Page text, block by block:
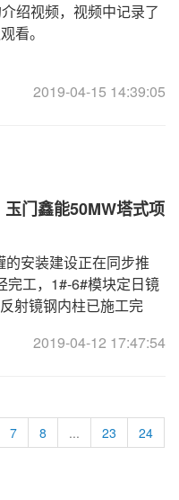
绍视频，视频中记录了
看。
2019-04-15 14:39:05
门鑫能50MW塔式项
安装建设正在同步推
完工，1#-6#模块定日镜
射镜钢内柱已施工完
试上网条件。
2019-04-12 17:47:54
7 8 ... 23
24